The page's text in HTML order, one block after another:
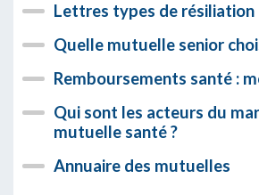
Lettres types de
Quelle mutuelle senior
Remboursements santé :
Qui sont les acteurs du
mutuelle santé ?
Annuaire des mutuelles